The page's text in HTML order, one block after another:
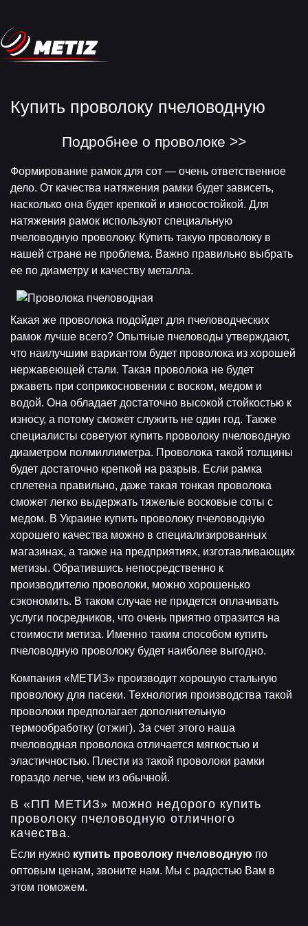
Купить проволоку пчеловодную
Подробнее о проволоке >>
Формирование рамок для сот — очень ответственное
дело. От качества натяжения рамки будет зависеть,
насколько она будет крепкой и износостойкой. Для
натяжения рамок используют специальную
пчеловодную проволоку. Купить такую проволоку в
нашей стране не проблема. Важно правильно выбрать
ее по диаметру и качеству металла.
Какая же проволока подойдет для пчеловодческих
рамок лучше всего? Опытные пчеловоды утверждают,
что наилучшим вариантом будет проволока из хорошей
нержавеющей стали. Такая проволока не будет
ржаветь при соприкосновении с воском, медом и
водой. Она обладает достаточно высокой стойкостью к
износу, а потому сможет служить не один год. Также
специалисты советуют купить проволоку пчеловодную
диаметром полмиллиметра. Проволока такой толщины
будет достаточно крепкой на разрыв. Если рамка
сплетена правильно, даже такая тонкая проволока
сможет легко выдержать тяжелые восковые соты с
медом. В Украине купить проволоку пчеловодную
хорошего качества можно в специализированных
магазинах, а также на предприятиях, изготавливающих
метизы. Обратившись непосредственно к
производителю проволоки, можно хорошенько
сэкономить. В таком случае не придется оплачивать
услуги посредников, что очень приятно отразится на
стоимости метиза. Именно таким способом купить
пчеловодную проволоку будет наиболее выгодно.
Компания «МЕТИЗ» производит хорошую стальную
проволоку для пасеки. Технология производства такой
проволоки предполагает дополнительную
термообработку (отжиг). За счет этого наша
пчеловодная проволока отличается мягкостью и
эластичностью. Плести из такой проволоки рамки
гораздо легче, чем из обычной.
В «ПП МЕТИЗ» можно недорого купить
проволоку пчеловодную отличного
качества.
Если нужно купить проволоку пчеловодную по
оптовым ценам, звоните нам. Мы с радостью Вам в
этом поможем.